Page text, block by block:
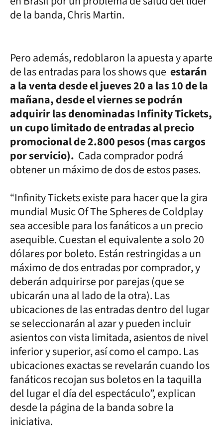
de la banda, Chris Martin.
Pero además, redoblaron la apuesta y aparte
de las entradas para los shows que estarán
a la venta desde el jueves 20 a las 10 de la
mañana, desde el viernes se podrán
adquirir las denominadas Infinity Tickets,
un cupo limitado de entradas al precio
promocional de 2.800 pesos (mas cargos
por servicio). Cada comprador podrá
obtener un máximo de dos de estos pases.
“Infinity Tickets existe para hacer que la gira
mundial Music Of The Spheres de Coldplay
sea accesible para los fanáticos a un precio
asequible. Cuestan el equivalente a solo 20
dólares por boleto. Están restringidas a un
máximo de dos entradas por comprador, y
deberán adquirirse por parejas (que se
ubicarán una al lado de la otra). Las
ubicaciones de las entradas dentro del lugar
se seleccionarán al azar y pueden incluir
asientos con vista limitada, asientos de nivel
inferior y superior, así como el campo. Las
ubicaciones exactas se revelarán cuando los
fanáticos recojan sus boletos en la taquilla
del lugar el día del espectáculo”, explican
desde la página de la banda sobre la
iniciativa.